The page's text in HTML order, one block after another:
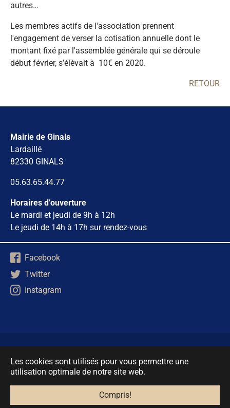
Les cookies sont utilisés pour vous permettre une
utilisation optimale de notre site web.
Compris!
autres…
Les membres actifs de l'association prennent
l'engagement de verser la cotisation annuelle dont le
montant fixé par l'assemblée générale qui se déroule
début février, s’élèvait à 10€ en 2020.
RETOUR
Mairie de Ginals
Lardaillé
82330 GINALS
05.63.65.44.77
Horaires d’ouverture
Le mardi et jeudi de 9h à 12h
Le jeudi de 14h à 17h sur rendez-vous
Facebook
Twitter
Instagram
Politique de protection des données